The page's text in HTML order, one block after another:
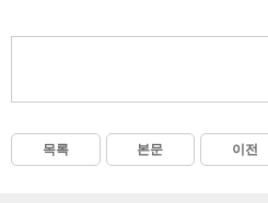
목록 본문 이전